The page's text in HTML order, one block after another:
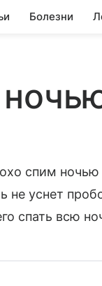
Болезни
спим
не уснет
спать всю